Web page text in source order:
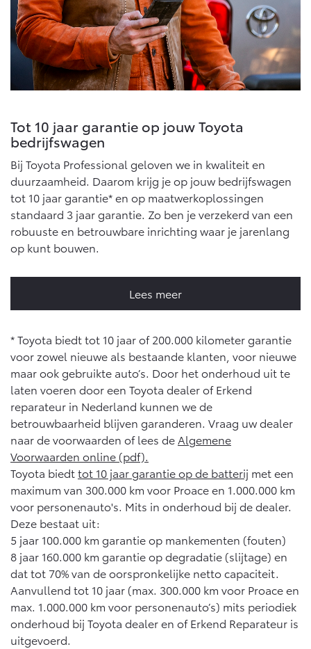
Tot 10 jaar garantie op jouw Toyota
bedrijfswagen
Bij Toyota Professional geloven we in kwaliteit en
duurzaamheid. Daarom krijg je op jouw bedrijfswagen
tot 10 jaar garantie* en op maatwerkoplossingen
standaard 3 jaar garantie. Zo ben je verzekerd van een
robuuste en betrouwbare inrichting waar je jarenlang
op kunt bouwen.
Lees meer
* Toyota biedt tot 10 jaar of 200.000 kilometer garantie
voor zowel nieuwe als bestaande klanten, voor nieuwe
maar ook gebruikte auto’s. Door het onderhoud uit te
laten voeren door een Toyota dealer of Erkend
reparateur in Nederland kunnen we de
betrouwbaarheid blijven garanderen. Vraag uw dealer
naar de voorwaarden of lees de Algemene
Voorwaarden online (pdf).
Toyota biedttot 10 jaar garantie op de batterij met een
maximum van 300.000 km voor Proace en 1.000.000 km
voor personenauto's. Mits in onderhoud bij de dealer.
Deze bestaat uit:
5 jaar 100.000 km garantie op mankementen (fouten)
8 jaar 160.000 km garantie op degradatie (slijtage) en
dat tot 70% van de oorspronkelijke netto capaciteit.
Aanvullend tot 10 jaar (max. 300.000 km voor Proace en
max. 1.000.000 km voor personenauto’s) mits periodiek
onderhoud bij Toyota dealer en of Erkend Reparateur is
uitgevoerd.